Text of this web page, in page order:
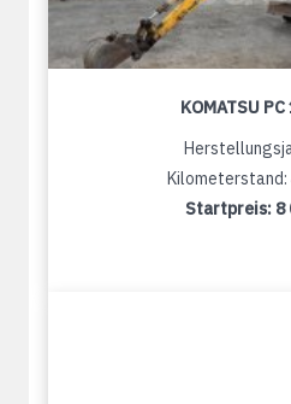
KOMATSU PC
Kilometerstand:
Startpreis: 8